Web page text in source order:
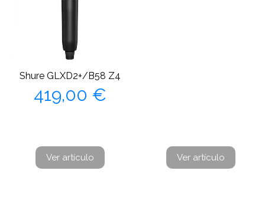
Shure GLXD2+/B58 Z4
Precio
419,00 €
Ver artículo Ver artículo